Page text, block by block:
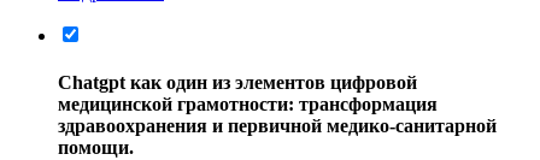
Chatgpt как один из элементов цифровой
медицинской грамотности: трансформация
здравоохранения и первичной медико-санитарной
помощи.